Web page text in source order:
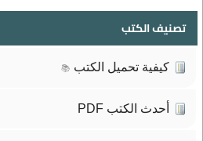
تصنيف الكتب
كيفية تحميل الكتب 📚
أحدث الكتب PDF